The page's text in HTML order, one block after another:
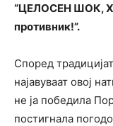
“ЦЕЛОСЕН ШОК,
противник!”.
Според
најавуваат овој
не ја победила
постигнала